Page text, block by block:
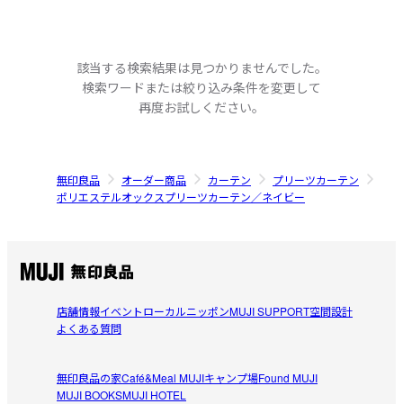
該当する検索結果は見つかりませんでした。
検索ワードまたは絞り込み条件を変更して
再度お試しください。
無印良品 オーダー商品 カーテン
プリーツカーテン
ポリエステルオックスプリーツカーテン／ネイビー
店舗情報イベントローカルニッポンMUJI SUPPORT空間設計
よくある質問
無印良品の家Café&Meal MUJIキャンプ場Found MUJI
MUJI BOOKSMUJI HOTEL